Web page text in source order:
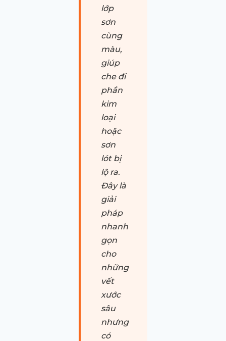
lớp
sơn
cùng
màu,
giúp
che đi
phần
kim
loại
hoặc
sơn
lót bị
lộ ra.
Đây là
giải
pháp
nhanh
gọn
cho
những
vết
xước
sâu
nhưng
có